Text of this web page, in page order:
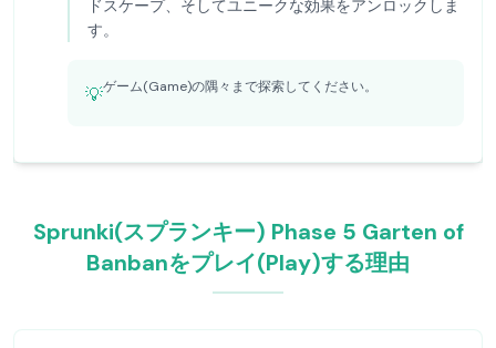
ドスケープ、そしてユニークな効果をアンロックしま
す。
💡ゲーム(Game)の隅々まで探索してください。
Sprunki(スプランキー) Phase 5 Garten of
Banbanをプレイ(Play)する理由